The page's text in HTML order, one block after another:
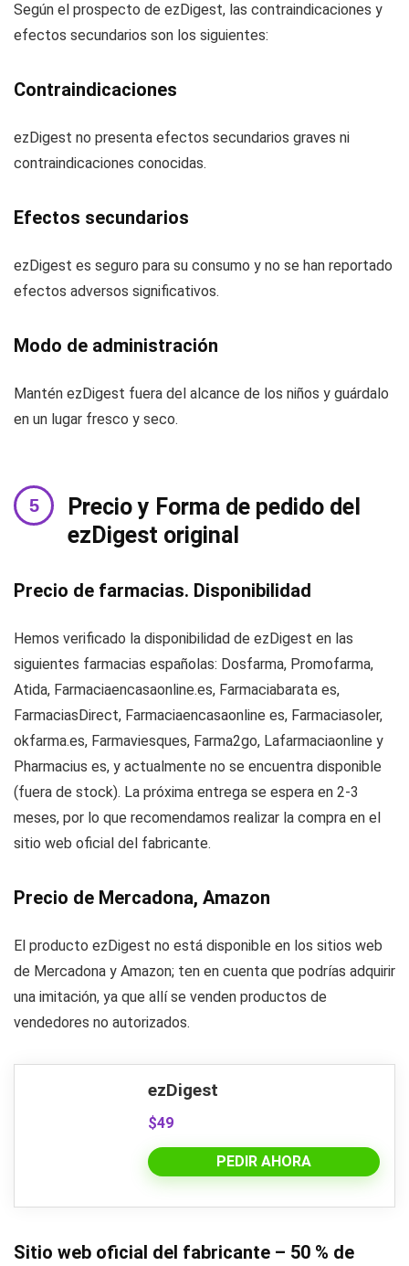
Según el prospecto de ezDigest, las contraindicaciones y
efectos secundarios son los siguientes:
Contraindicaciones
ezDigest no presenta efectos secundarios graves ni
contraindicaciones conocidas.
Efectos secundarios
ezDigest es seguro para su consumo y no se han reportado
efectos adversos significativos.
Modo de administración
Mantén ezDigest fuera del alcance de los niños y guárdalo
en un lugar fresco y seco.
Precio y Forma de pedido del
ezDigest original
Precio de farmacias. Disponibilidad
Hemos verificado la disponibilidad de ezDigest en las
siguientes farmacias españolas: Dosfarma, Promofarma,
Atida, Farmaciaencasaonline.es, Farmaciabarata es,
FarmaciasDirect, Farmaciaencasaonline es, Farmaciasoler,
okfarma.es, Farmaviesques, Farma2go, Lafarmaciaonline y
Pharmacius es, y actualmente no se encuentra disponible
(fuera de stock). La próxima entrega se espera en 2-3
meses, por lo que recomendamos realizar la compra en el
sitio web oficial del fabricante.
Precio de Mercadona, Amazon
El producto ezDigest no está disponible en los sitios web
de Mercadona y Amazon; ten en cuenta que podrías adquirir
una imitación, ya que allí se venden productos de
vendedores no autorizados.
ezDigest
$49
PEDIR AHORA
Sitio web oficial del fabricante – 50 % de